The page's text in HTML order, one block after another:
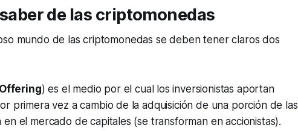
de las criptomonedas
mundo de las criptomonedas se deben tener claros dos
) es el medio por el cual los inversionistas aportan
primera vez a cambio de la adquisición de una porción de las
el mercado de capitales (se transforman en accionistas).